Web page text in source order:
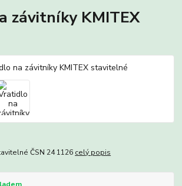
závitníky KMITEX
ČSN 24 1126 celý popis